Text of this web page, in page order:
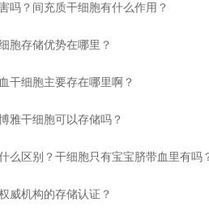
吗？间充质干细胞有什么作用？
胞存储优势在哪里？
干细胞主要存在哪里啊？
雅干细胞可以存储吗？
么区别？干细胞只有宝宝脐带血里有吗
威机构的存储认证？